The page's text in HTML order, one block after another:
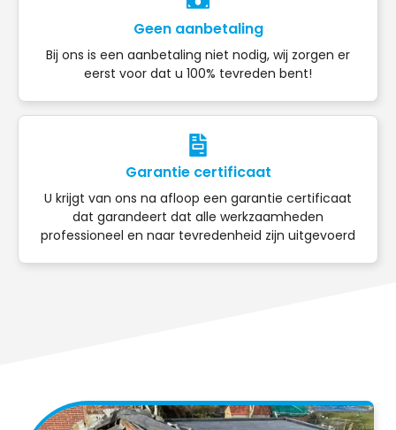
Geen aanbetaling
Bij ons is een aanbetaling niet nodig, wij zorgen er
eerst voor dat u 100% tevreden bent!
Garantie certificaat
U krijgt van ons na afloop een garantie certificaat
dat garandeert dat alle werkzaamheden
professioneel en naar tevredenheid zijn uitgevoerd